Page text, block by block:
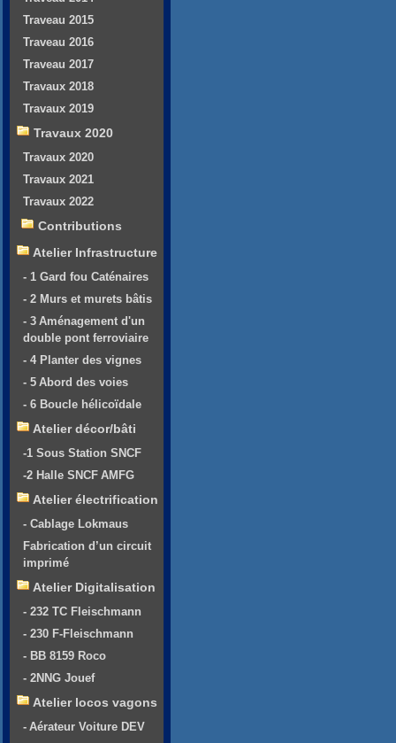
Traveau 2015
Traveau 2016
Traveau 2017
Travaux 2018
Travaux 2019
Travaux 2020
Travaux 2020
Travaux 2021
Travaux 2022
Contributions
Atelier Infrastructure
- 1 Gard fou Caténaires
- 2 Murs et murets bâtis
- 3 Aménagement d'un
double pont ferroviaire
- 4 Planter des vignes
- 5 Abord des voies
- 6 Boucle hélicoïdale
Atelier décor/bâti
-1 Sous Station SNCF
-2 Halle SNCF AMFG
Atelier électrification
- Cablage Lokmaus
Fabrication d’un circuit
imprimé
Atelier Digitalisation
- 232 TC Fleischmann
- 230 F-Fleischmann
- BB 8159 Roco
- 2NNG Jouef
Atelier locos vagons
- Aérateur Voiture DEV